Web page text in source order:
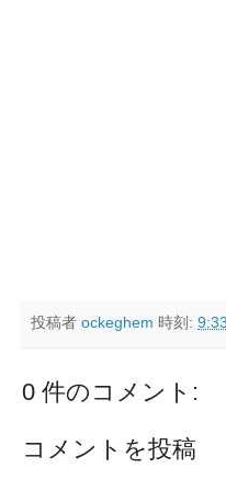
投稿者 ockeghem 時刻:
0 件のコメント:
コメントを投稿